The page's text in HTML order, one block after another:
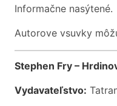
Informačne nasýtené.
Autorove vsuvky
Stephen Fry –
Vydavateľstvo: